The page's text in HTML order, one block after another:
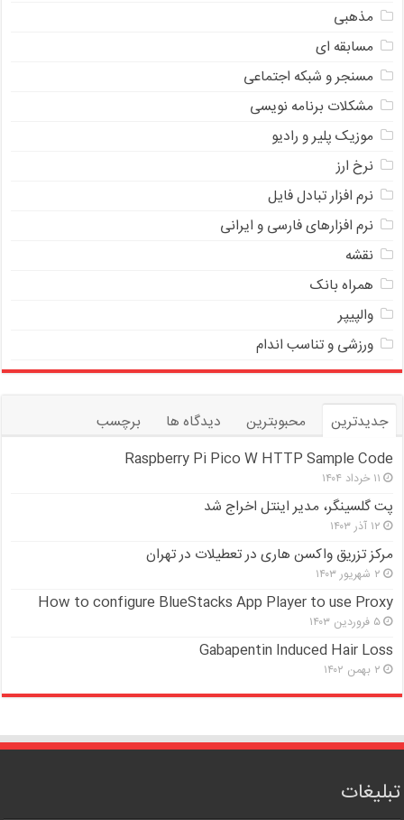
مذهبی
مسابقه ای
مسنجر و شبکه اجتماعی
مشکلات برنامه نویسی
موزیک پلیر و رادیو
نرخ ارز
ﻧﺮﻡ ﺍﻓﺰﺍﺭ ﺗﺒﺎﺩﻝ ﻓﺎﻳﻞ
نرم افزارهای فارسی و ایرانی
نقشه
همراه بانک
والپیپر
ورزشی و تناسب اندام
جدیدترین محبوبترین دیدگاه ها
برچسب
Raspberry Pi Pico W HTTP Sample Code
۱۱ خرداد ۱۴۰۴
پت گلسینگر، مدیر اینتل اخراج شد
۱۲ آذر ۱۴۰۳
مرکز تزریق واکسن هاری در تعطیلات در تهران
۲ شهریور ۱۴۰۳
How to configure BlueStacks App Player to use Proxy
۵ فروردین ۱۴۰۳
Gabapentin Induced Hair Loss
۲ بهمن ۱۴۰۲
تبلیغات